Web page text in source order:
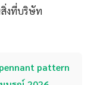
สิ่งที่บริษัท
pattern